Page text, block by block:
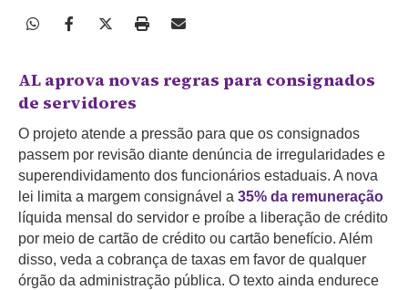
AL aprova novas regras para consignados
de servidores
O projeto atende a pressão para que os consignados
passem por revisão diante denúncia de irregularidades e
superendividamento dos funcionários estaduais. A nova
lei limita a margem consignável a 35% da remuneração
líquida mensal do servidor e proíbe a liberação de crédito
por meio de cartão de crédito ou cartão benefício. Além
disso, veda a cobrança de taxas em favor de qualquer
órgão da administração pública. O texto ainda endurece